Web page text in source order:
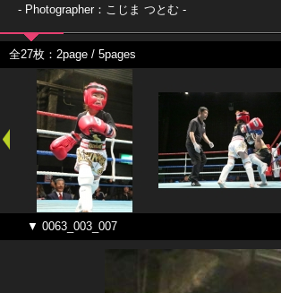
- Photographer：こじま つとむ -
全27枚：2page / 5pages
▼ 0063_003_007